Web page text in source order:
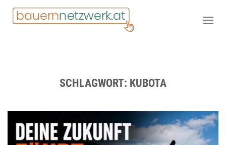
SCHLAGWORT: KUBOTA